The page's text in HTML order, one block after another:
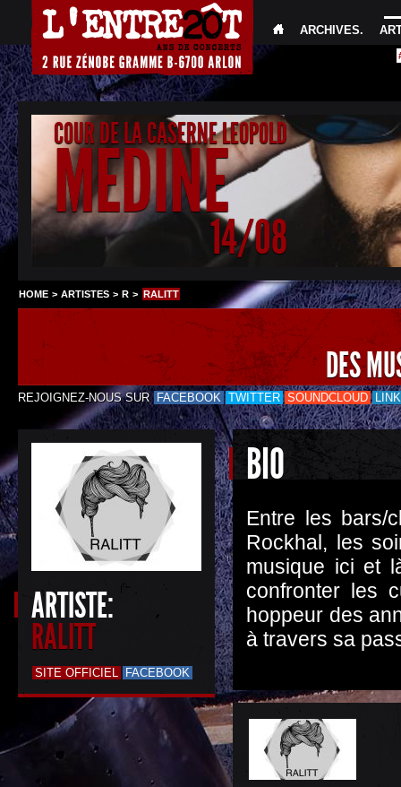
ARCHIVES.
COUR DE LA CASERNE LEOPOLD
MEDINE
14/08
HOME > ARTISTES > R > RALITT
DES
REJOIGNEZ-NOUS SUR FACEBOOK TWITTER SOUNDCLOUD
ARTISTE:
RALITT
SITE OFFICIEL FACEBOOK
BIO
Entre les bars/
Rockhal, les
musique ici et
confronter les
hoppeur des
à travers sa